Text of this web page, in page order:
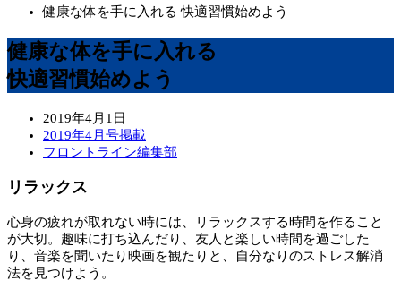
健康な体を手に入れる 快適習慣始めよう
健康な体を手に入れる
快適習慣始めよう
2019年4月1日
2019年4月号掲載
フロントライン編集部
リラックス
心身の疲れが取れない時には、リラックスする時間を作ること
が大切。趣味に打ち込んだり、友人と楽しい時間を過ごした
り、音楽を聞いたり映画を観たりと、自分なりのストレス解消
法を見つけよう。